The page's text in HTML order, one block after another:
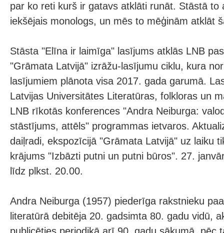
par ko reti kurš ir gatavs atklāti runāt. Stāstā to
iekšējais monologs, un mēs to mēģinām atklāt
Stāsta "Elīna ir laimīga" lasījums atklās LNB
"Grāmata Latvijā" izrāžu-lasījumu ciklu, kura
lasījumiem plānota visa 2017. gada garumā.
Latvijas Universitātes Literatūras, folkloras un
LNB rīkotās konferences "Andra Neiburga:
stāstījums, attēls" programmas ietvaros.
daiļradi, ekspozīcijā "Grāmata Latvijā" uz laiku
krājums "Izbāzti putni un putni būros". 27.
līdz plkst. 20.00.
Andra Neiburga (1957) piederīga rakstnieku
literatūrā debitēja 20. gadsimta 80. gadu vidū,